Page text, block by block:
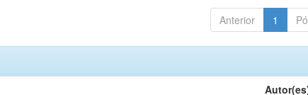
Anterior 1